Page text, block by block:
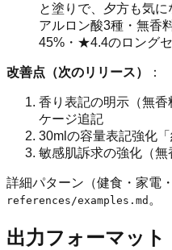
と塗りで、夕方も気
アルロン酸3種・無香
45%・★4.4のロングセ
改善点（次のリリース） ：
香り表記の明示（無
ケージ追記
30mlの容量表記強化
敏感肌訴求の強化（無
詳細パターン（健食・家電
references/examples.md 。
出力フォーマット